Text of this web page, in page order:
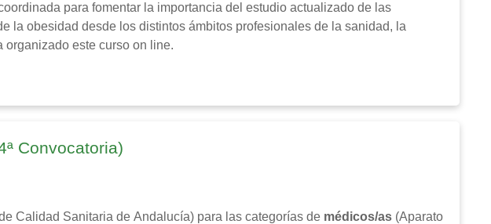
para fomentar la importancia del estudio actualizado de las
la obesidad desde los distintos ámbitos profesionales de la sanidad, la
este curso on line.
Convocatoria)
Calidad Sanitaria de Andalucía) para las categorías demédicos/as (Aparato